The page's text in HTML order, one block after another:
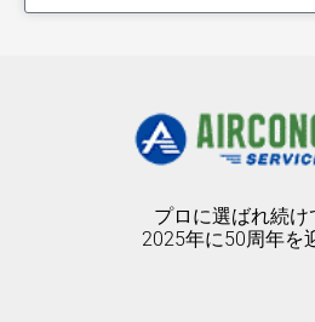
プロに選ばれ続け
2025年に50周年を